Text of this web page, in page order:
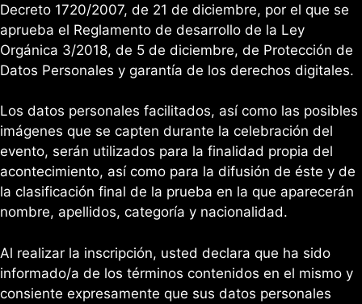
Decreto 1720/2007, de 21 de diciembre, por el que se
aprueba el Reglamento de desarrollo de la Ley
Orgánica 3/2018, de 5 de diciembre, de Protección de
Datos Personales y garantía de los derechos digitales.
Los datos personales facilitados, así como las posibles
imágenes que se capten durante la celebración del
evento, serán utilizados para la finalidad propia del
acontecimiento, así como para la difusión de éste y de
la clasificación final de la prueba en la que aparecerán
nombre, apellidos, categoría y nacionalidad.
Al realizar la inscripción, usted declara que ha sido
informado/a de los términos contenidos en el mismo y
consiente expresamente que sus datos personales